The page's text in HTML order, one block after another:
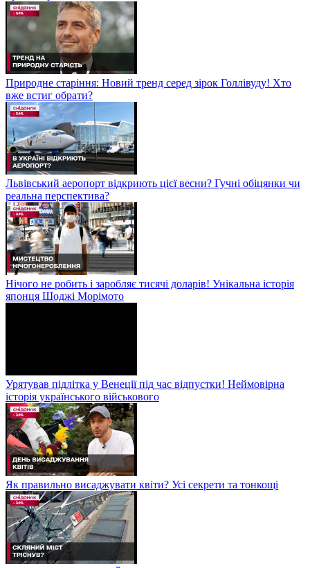
Природне старіння: Новий тренд серед зірок Голлівуду! Хто
вже встиг обрати?
Львівський аеропорт відкриють цієї весни? Гучні обіцянки чи
реальна перспектива?
Нічого не робить і заробляє тисячі доларів! Унікальна історія
японця Шоджі Морімото
Урятував підлітка у Венеції під час відпустки! Неймовірна
історія українського військового
Як правильно висаджувати квіти? Усі секрети та тонкощі